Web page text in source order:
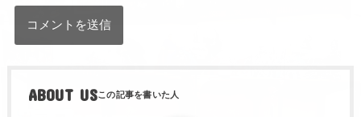
ABOUT US